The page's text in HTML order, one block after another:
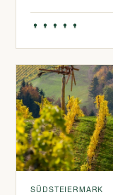
SÜDSTEIERMARK